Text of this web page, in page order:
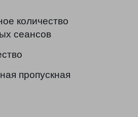
количество
сеансов
пропускная